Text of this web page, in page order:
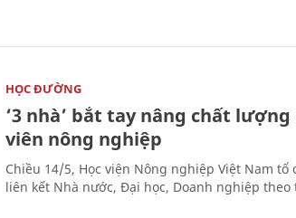
HỌC ĐƯỜNG
‘3 nhà’ bắt tay nâng chất
viên nông nghiệp
Chiều 14/5, Học viện Nông nghiệp Việt Nam tổ
liên kết Nhà nước, Đại học, Doanh nghiệp